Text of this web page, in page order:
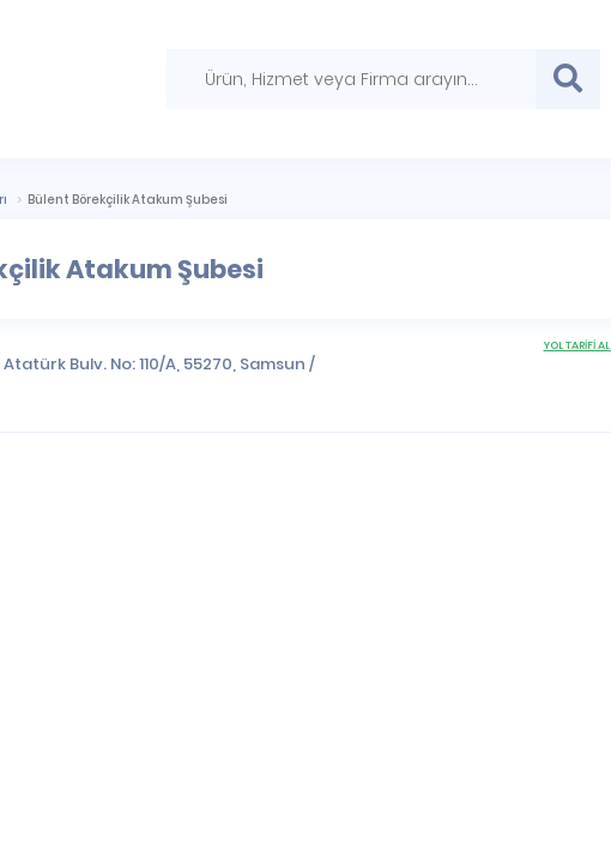
Bülent Börekçilik Atakum Şubesi
Atakum Şubesi
Atatürk Bulv. No: 110/A, 55270, Samsun /
YOL TARİFİ AL